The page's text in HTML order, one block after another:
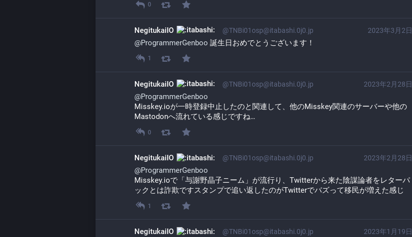
0
2023年3月2日
NegitukaiIO @TNBi01osp@itabashi.0j0.jp
@ProgrammerGenboo 誕生日おめでとうございます！
1
2023年2月28日
NegitukaiIO @TNBi01osp@itabashi.0j0.jp
@ProgrammerGenboo
Misskey.ioが一時登録中止したのと関連して、他のMisskey関連のサーバーや他の
Mastodonへ流れている感じですね…
0
2023年2月28日
NegitukaiIO @TNBi01osp@itabashi.0j0.jp
@ProgrammerGenboo
Misskey.ioで「与謝野晶子ニーム」が流行り、Twitterから来た陰謀論者をレターパ
ックとは詐欺ですスタンプで追い返したのがTwitterでバズって移民が増えた感じ
1
2023年1月19日
NegitukaiIO @TNBi01osp@itabashi.0j0.jp